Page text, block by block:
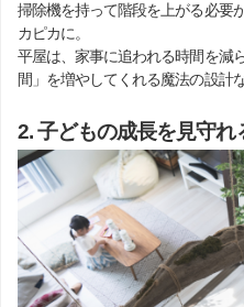
掃除機を持って階段を上がる必要
カピカに。
平屋は、家事に追われる時間を減
間」を増やしてくれる魔法の設計
2. 子どもの成長を見守れ